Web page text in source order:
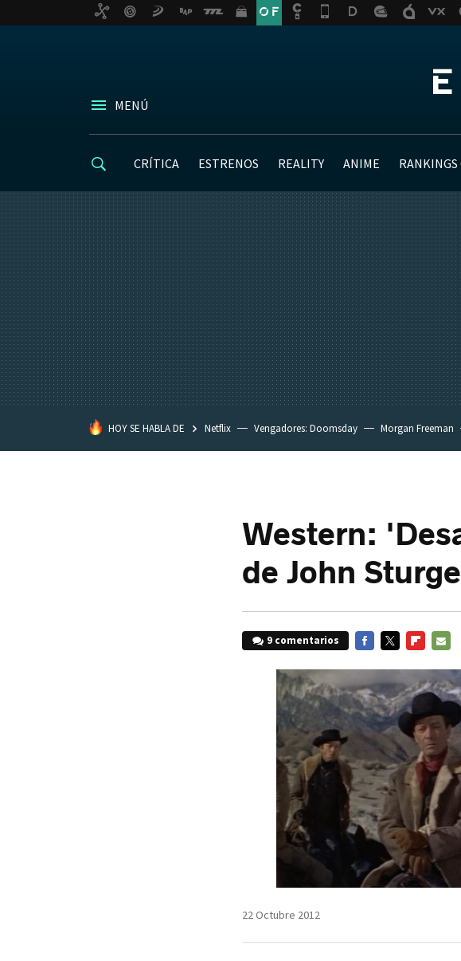
MENÚ
CRÍTICA ESTRENOS REALITY ANIME RANKINGS
HOY SE HABLA DE Netflix Vengadores: Doomsday Morgan Freeman
Western:
de John
9 comentarios
MAIL
22 Octubre 2012